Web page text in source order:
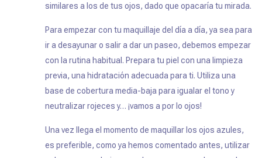
similares a los de tus ojos, dado que opacaría tu mirada.
Para empezar con tu maquillaje del día a día, ya sea para
ir a desayunar o salir a dar un paseo, debemos empezar
con la rutina habitual. Prepara tu piel con una limpieza
previa, una hidratación adecuada para ti. Utiliza una
base de cobertura media-baja para igualar el tono y
neutralizar rojeces y… ¡vamos a por lo ojos!
Una vez llega el momento de maquillar los ojos azules,
es preferible, como ya hemos comentado antes, utilizar